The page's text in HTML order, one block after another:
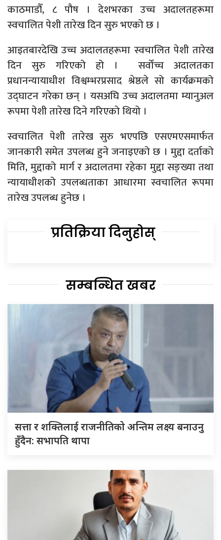
काठमाडौँ, ८ पौष । देशभरका उच्च अदालतहरूमा
स्वचालित पेशी तारेख दिन सुरु भएको छ ।
आइतबारदेखि उच्च अदालतहरूमा स्वचालित पेशी तारेख
दिन सुरु गरिएको हो । सर्वोच्च अदालतका
प्रधानन्यायाधीश विश्वम्भरप्रसाद श्रेष्ठले सो कार्यक्रमको
उद्घाटन गरेका छन् । यसअघि उच्च अदालतमा म्यानुअल
रूपमा पेशी तारेख दिने गरिएको थियो ।
स्वचालित पेशी तारेख सुरु भएपछि एसएमएसमार्फत
जानकारी समेत उपलब्ध हुने जनाइएको छ । मुद्दा दर्ताको
मिति, मुद्दाको मार्ग र अदालतमा रहेका मुद्दा सङ्ख्या तथा
न्यायाधीशको उपलब्धताका आधारमा स्वचालित रूपमा
तारेख उपलब्ध हुनेछ ।
प्रतिक्रिया दिनुहोस्
सम्बन्धित खबर
सत्ता र शक्तिलाई राजनीतिको अन्तिम लक्ष्य बनाउनु
हुँदैन: सभापति थापा